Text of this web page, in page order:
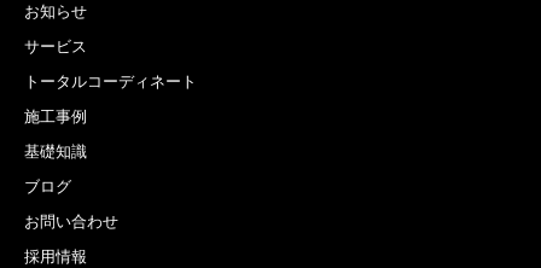
お知らせ
サービス
トータルコーディネート
施工事例
基礎知識
ブログ
お問い合わせ
採用情報